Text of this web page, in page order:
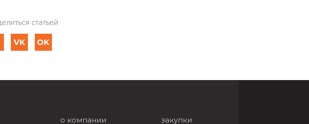
статьей
о компании закупки